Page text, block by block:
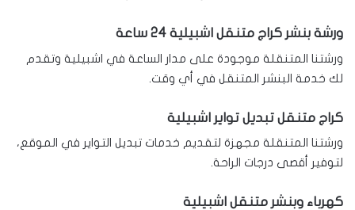
ورشة بنشر كراج متنقل اشبيلية 24 ساعة
ورشتنا المتنقلة موجودة على مدار الساعة في اشبيلية وتقدم
لك خدمة البنشر المتنقل في أي وقت.
كراج متنقل تبديل تواير اشبيلية
ورشتنا المتنقلة مجهزة لتقديم خدمات تبديل التواير في الموقع،
لتوفير أقصى درجات الراحة.
كهرباء وبنشر متنقل اشبيلية